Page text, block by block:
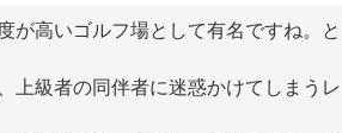
が高いゴルフ場として有名ですね。と
上級者の同伴者に迷惑かけてしまうレ